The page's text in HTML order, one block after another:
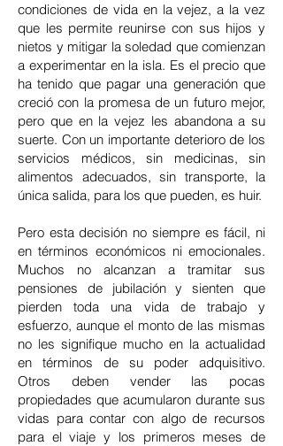
condiciones de vida en la vejez, a la vez
que les permite reunirse con sus hijos y
nietos y mitigar la soledad que comienzan
a experimentar en la isla. Es el precio que
ha tenido que pagar una generación que
creció con la promesa de un futuro mejor,
pero que en la vejez les abandona a su
suerte. Con un importante deterioro de los
servicios médicos, sin medicinas, sin
alimentos adecuados, sin transporte, la
única salida, para los que pueden, es huir.
Pero esta decisión no siempre es fácil, ni
en términos económicos ni emocionales.
Muchos no alcanzan a tramitar sus
pensiones de jubilación y sienten que
pierden toda una vida de trabajo y
esfuerzo, aunque el monto de las mismas
no les signifique mucho en la actualidad
en términos de su poder adquisitivo.
Otros deben vender las pocas
propiedades que acumularon durante sus
vidas para contar con algo de recursos
para el viaje y los primeros meses de